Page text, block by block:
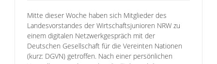
Mitte dieser Woche haben sich Mitglieder des
Landesvorstandes der Wirtschaftsjunioren NRW zu
einem digitalen Netzwerkgespräch mit der
Deutschen Gesellschaft für die Vereinten Nationen
(kurz: DGVN) getroffen. Nach einer persönlichen